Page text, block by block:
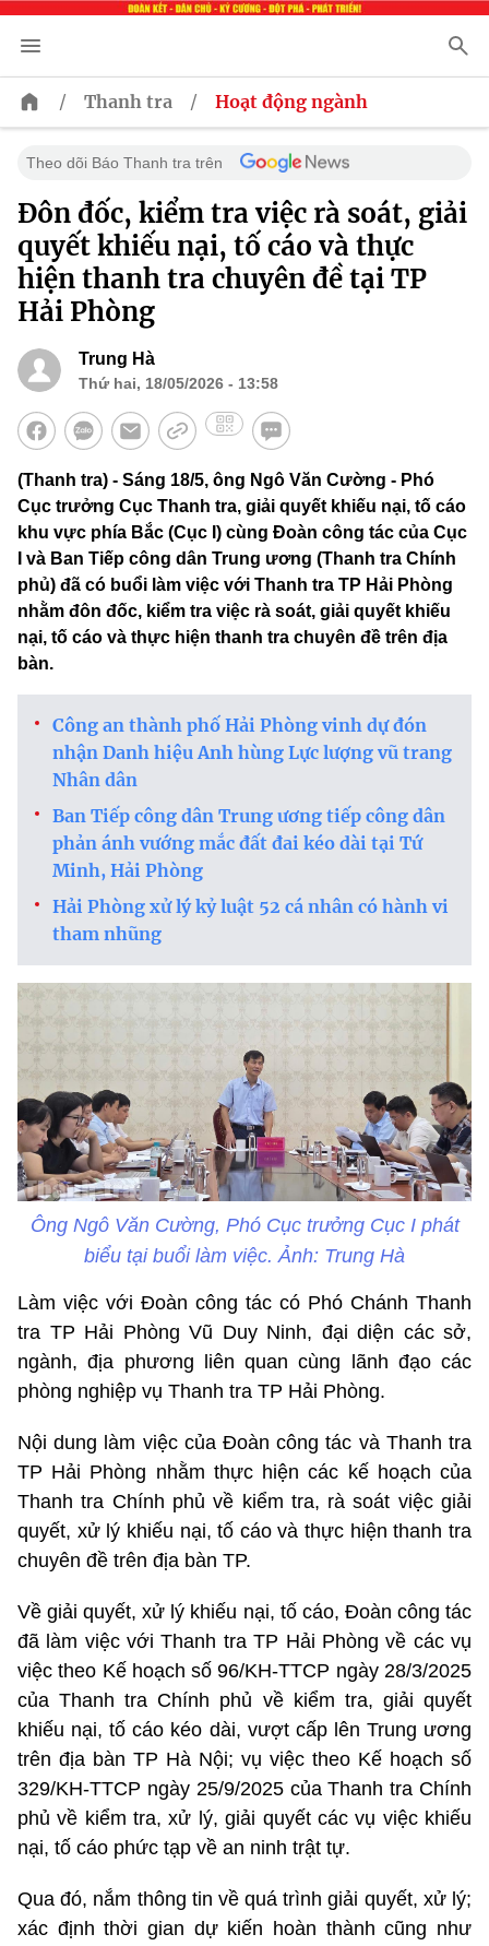
/ Thanh tra / Hoạt động ngành
Theo dõi Báo Thanh tra trên
Đôn đốc, kiểm tra việc rà soát, giải
quyết khiếu nại, tố cáo và thực
hiện thanh tra chuyên đề tại TP
Hải Phòng
Trung Hà
Thứ hai, 18/05/2026 - 13:58
(Thanh tra) - Sáng 18/5, ông Ngô Văn Cường - Phó
Cục trưởng Cục Thanh tra, giải quyết khiếu nại, tố cáo
khu vực phía Bắc (Cục I) cùng Đoàn công tác của Cục
I và Ban Tiếp công dân Trung ương (Thanh tra Chính
phủ) đã có buổi làm việc với Thanh tra TP Hải Phòng
nhằm đôn đốc, kiểm tra việc rà soát, giải quyết khiếu
nại, tố cáo và thực hiện thanh tra chuyên đề trên địa
bàn.
Công an thành phố Hải Phòng vinh dự đón
nhận Danh hiệu Anh hùng Lực lượng vũ trang
Nhân dân
Ban Tiếp công dân Trung ương tiếp công dân
phản ánh vướng mắc đất đai kéo dài tại Tứ
Minh, Hải Phòng
Hải Phòng xử lý kỷ luật 52 cá nhân có hành vi
tham nhũng
Ông Ngô Văn Cường, Phó Cục trưởng Cục I phát
biểu tại buổi làm việc. Ảnh: Trung Hà
Làm việc với Đoàn công tác có Phó Chánh Thanh
tra TP Hải Phòng Vũ Duy Ninh, đại diện các sở,
ngành, địa phương liên quan cùng lãnh đạo các
phòng nghiệp vụ Thanh tra TP Hải Phòng.
Nội dung làm việc của Đoàn công tác và Thanh tra
TP Hải Phòng nhằm thực hiện các kế hoạch của
Thanh tra Chính phủ về kiểm tra, rà soát việc giải
quyết, xử lý khiếu nại, tố cáo và thực hiện thanh tra
chuyên đề trên địa bàn TP.
Về giải quyết, xử lý khiếu nại, tố cáo, Đoàn công tác
đã làm việc với Thanh tra TP Hải Phòng về các vụ
việc theo Kế hoạch số 96/KH-TTCP ngày 28/3/2025
của Thanh tra Chính phủ về kiểm tra, giải quyết
khiếu nại, tố cáo kéo dài, vượt cấp lên Trung ương
trên địa bàn TP Hà Nội; vụ việc theo Kế hoạch số
329/KH-TTCP ngày 25/9/2025 của Thanh tra Chính
phủ về kiểm tra, xử lý, giải quyết các vụ việc khiếu
nại, tố cáo phức tạp về an ninh trật tự.
Qua đó, nắm thông tin về quá trình giải quyết, xử lý;
xác định thời gian dự kiến hoàn thành cũng như